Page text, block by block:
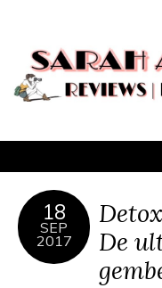
18
SEP
2017
De